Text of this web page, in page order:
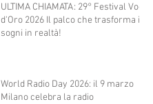
ULTIMA CHIAMATA: 29° Festival Voci
d'Oro 2026 Il palco che trasforma i
sogni in realtà!
World Radio Day 2026: il 9 marzo
Milano celebra la radio